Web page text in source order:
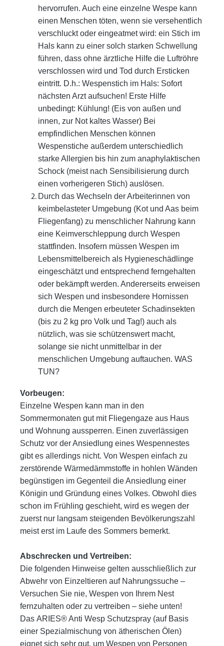
hervorrufen. Auch eine einzelne Wespe kann
einen Menschen töten, wenn sie versehentlich
verschluckt oder eingeatmet wird: ein Stich im
Hals kann zu einer solch starken Schwellung
führen, dass ohne ärztliche Hilfe die Luftröhre
verschlossen wird und Tod durch Ersticken
eintritt. D.h.: Wespenstich im Hals: Sofort
nächsten Arzt aufsuchen! Erste Hilfe
unbedingt: Kühlung! (Eis von außen und
innen, zur Not kaltes Wasser) Bei
empfindlichen Menschen können
Wespenstiche außerdem unterschiedlich
starke Allergien bis hin zum anaphylaktischen
Schock (meist nach Sensibilisierung durch
einen vorherigeren Stich) auslösen.
Durch das Wechseln der Arbeiterinnen von
keimbelasteter Umgebung (Kot und Aas beim
Fliegenfang) zu menschlicher Nahrung kann
eine Keimverschleppung durch Wespen
stattfinden. Insofern müssen Wespen im
Lebensmittelbereich als Hygieneschädlinge
eingeschätzt und entsprechend ferngehalten
oder bekämpft werden. Andererseits erweisen
sich Wespen und insbesondere Hornissen
durch die Mengen erbeuteter Schadinsekten
(bis zu 2 kg pro Volk und Tag!) auch als
nützlich, was sie schützenswert macht,
solange sie nicht unmittelbar in der
menschlichen Umgebung auftauchen. WAS
TUN?
Vorbeugen:
Einzelne Wespen kann man in den
Sommermonaten gut mit Fliegengaze aus Haus
und Wohnung aussperren. Einen zuver lässigen
Schutz vor der Ansiedlung eines Wespennestes
gibt es allerdings nicht. Von Wespen einfach zu
zerstörende Wärmedämmstoffe in hohlen Wänden
begünstigen im Gegenteil die Ansiedlung einer
Königin und Gründung eines Volkes. Obwohl dies
schon im Frühling geschieht, wird es wegen der
zuerst nur langsam steigenden Bevölkerungszahl
meist erst im Laufe des Sommers bemerkt.
Abschrecken und Vertreiben:
Die folgenden Hinweise gelten ausschließlich zur
Abwehr von Einzeltieren auf Nahrungssuche –
Versuchen Sie nie, Wespen von Ihrem Nest
fernzuhalten oder zu vertreiben – siehe unten!
Das ARIES® Anti Wesp Schutzspray (auf Basis
einer Spezial mischung von ätherischen Ölen)
eignet sich sehr gut, um Wespen von Personen